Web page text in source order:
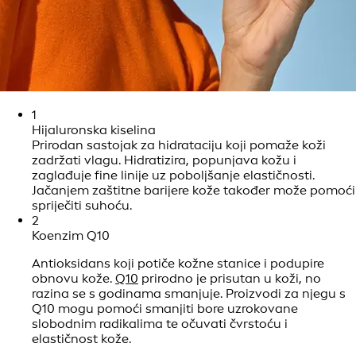
1
Hijaluronska kiselina
Prirodan sastojak za hidrataciju koji pomaže koži
zadržati vlagu. Hidratizira, popunjava kožu i
zaglađuje fine linije uz poboljšanje elastičnosti.
Jačanjem zaštitne barijere kože također može pomoći
spriječiti suhoću.
2
Koenzim Q10
Antioksidans koji potiče kožne stanice i podupire
obnovu kože. Q10 prirodno je prisutan u koži, no
razina se s godinama smanjuje. Proizvodi za njegu s
Q10 mogu pomoći smanjiti bore uzrokovane
slobodnim radikalima te očuvati čvrstoću i
elastičnost kože.